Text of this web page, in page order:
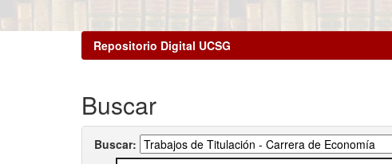
Repositorio Digital UCSG
Buscar
Buscar: